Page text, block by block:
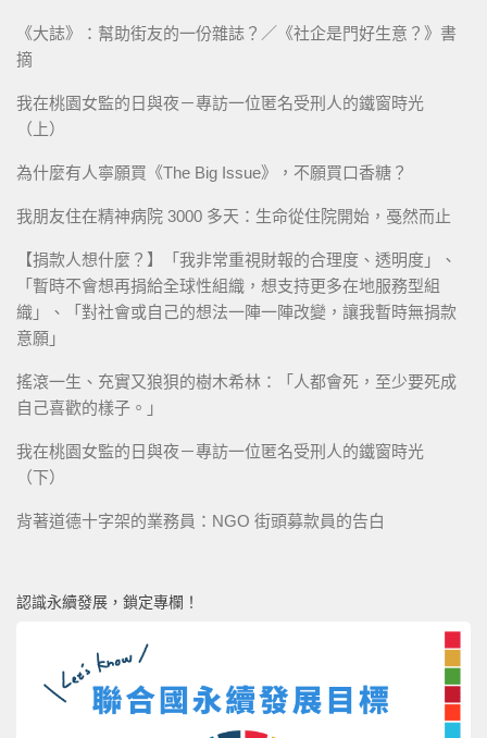
《大誌》：幫助街友的一份雜誌？／《社企是門好生意？》書
摘
我在桃園女監的日與夜－專訪一位匿名受刑人的鐵窗時光
（上）
為什麼有人寧願買《The Big Issue》，不願買口香糖？
我朋友住在精神病院 3000 多天：生命從住院開始，戞然而止
【捐款人想什麼？】「我非常重視財報的合理度、透明度」、
「暫時不會想再捐給全球性組織，想支持更多在地服務型組
織」、「對社會或自己的想法一陣一陣改變，讓我暫時無捐款
意願」
搖滾一生、充實又狼狽的樹木希林：「人都會死，至少要死成
自己喜歡的樣子。」
我在桃園女監的日與夜－專訪一位匿名受刑人的鐵窗時光
（下）
背著道德十字架的業務員：NGO 街頭募款員的告白
認識永續發展，鎖定專欄！